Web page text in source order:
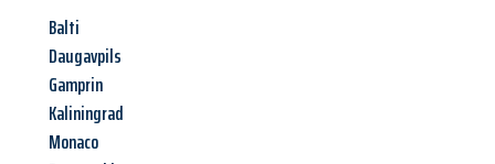
Balti
Daugavpils
Gamprin
Kaliningrad
Monaco